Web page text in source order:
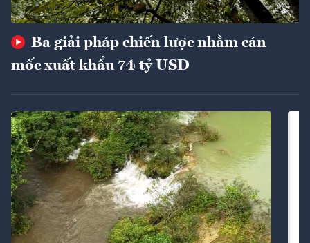
Ba giải pháp chiến lược nhằm cán
mốc xuất khẩu 74 tỷ USD